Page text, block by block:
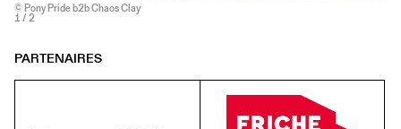
© Pony Pride b2b Chaos Clay
1 / 2
PARTENAIRES